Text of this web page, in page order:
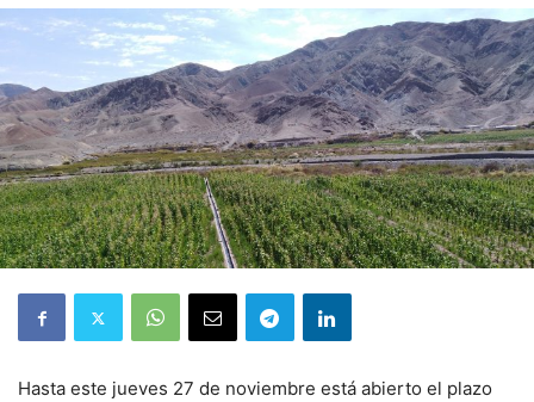
Hasta este jueves 27 de noviembre está abierto el plazo